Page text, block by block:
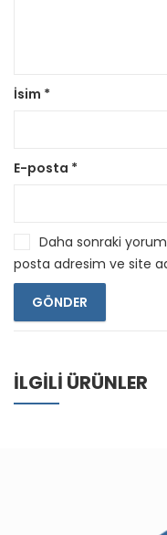
İsim *
E-posta *
Daha sonraki
posta adresim ve site
İLGILI ÜRÜNLER